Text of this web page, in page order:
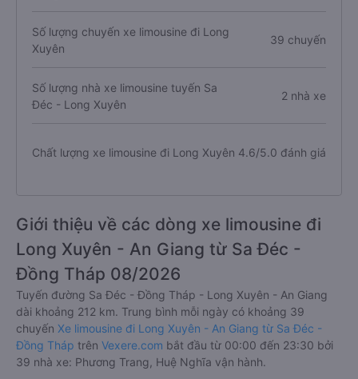
Số lượng chuyến xe limousine đi Long
Xuyên
39 chuyến
Số lượng nhà xe limousine tuyến Sa
Đéc - Long Xuyên
2 nhà xe
Chất lượng xe limousine đi Long Xuyên 4.6/5.0 đánh giá
Giới thiệu về các dòng xe limousine đi
Long Xuyên - An Giang từ Sa Đéc -
Đồng Tháp 08/2026
Tuyến đường Sa Đéc - Đồng Tháp - Long Xuyên - An Giang
dài khoảng 212 km. Trung bình mỗi ngày có khoảng 39
chuyến Xe limousine đi Long Xuyên - An Giang từ Sa Đéc -
Đồng Tháp trên Vexere.com bắt đầu từ 00:00 đến 23:30 bởi
39 nhà xe: Phương Trang, Huệ Nghĩa vận hành.